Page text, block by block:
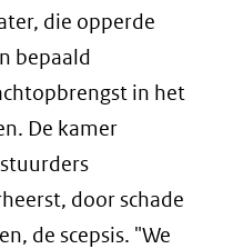
die opperde
bepaald
in het
De kamer
door schade
de scepsis. "We